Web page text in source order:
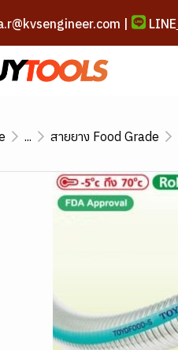
| LINE
... สายยาง Food Grade